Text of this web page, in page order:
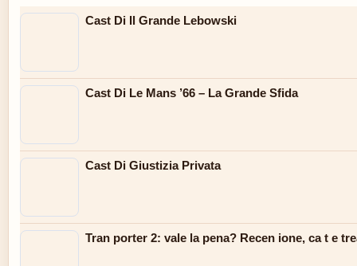
Cast Di Il Grande Lebowski
Cast Di Le Mans ’66 – La Grande Sfida
Cast Di Giustizia Privata
Tran porter 2: vale la pena? Recen ione, ca t e